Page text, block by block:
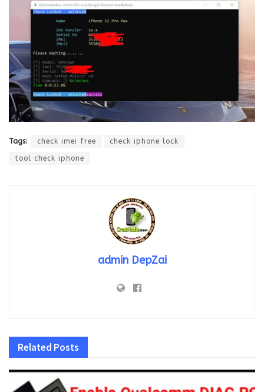
Tags: check imei free check iphone lock
tool check iphone
admin DepZai
Related Posts